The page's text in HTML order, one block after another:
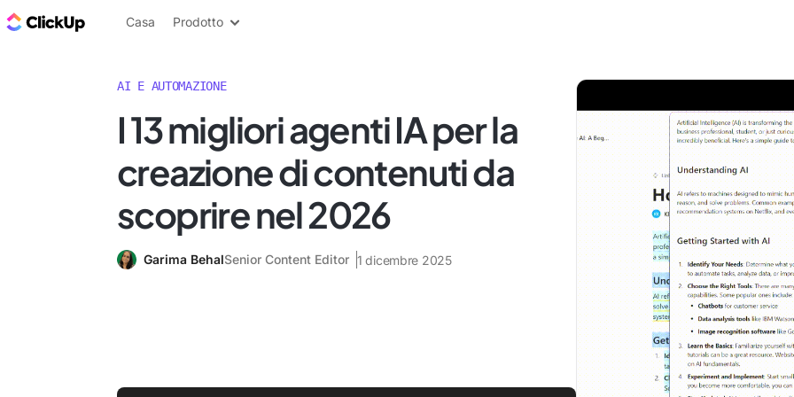
Blog di ClickUp
Casa Prodotto
AI E AUTOMAZIONE
I 13 migliori agenti IA per la
creazione di contenuti da
scoprire nel 2026
Garima BehalSenior Content Editor 1 dicembre 2025